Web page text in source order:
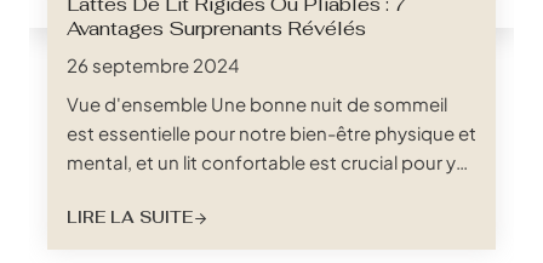
Avantages Surprenants Révélés
26 septembre 2024
Vue d'ensemble Une bonne nuit de sommeil
est essentielle pour notre bien-être physique et
mental, et un lit confortable est crucial pour y
souvent le devant de la scène, les lattes de lit,
souvent négligées, jouent un rôle essentiel en
LIRE LA SUITE